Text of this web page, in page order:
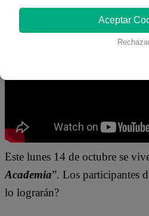
En ese sentido, Cotito
retroceder el tiempo y
Este lunes 14 de octubre se
Academia”. Los participantes
lo lograrán?
Aceptar